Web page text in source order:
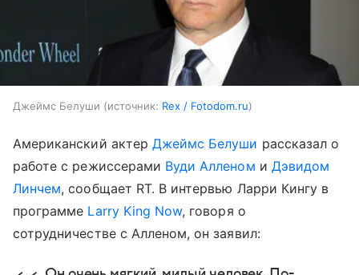
Джеймс Белуши источник: Rex / Fotodom.ru
Американский актер Джеймс Белуши рассказал о
работе с режиссерами Вуди Алленом и Дэвидом
Линчем, сообщает RT. В интервью Ларри Кингу в
программе Larry King Now, говоря о
сотрудничестве с Алленом, он заявил: